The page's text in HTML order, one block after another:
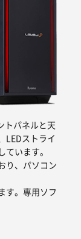
トパネルと天
LEDストライ
います。
り、パソコン
す。専用ソフ